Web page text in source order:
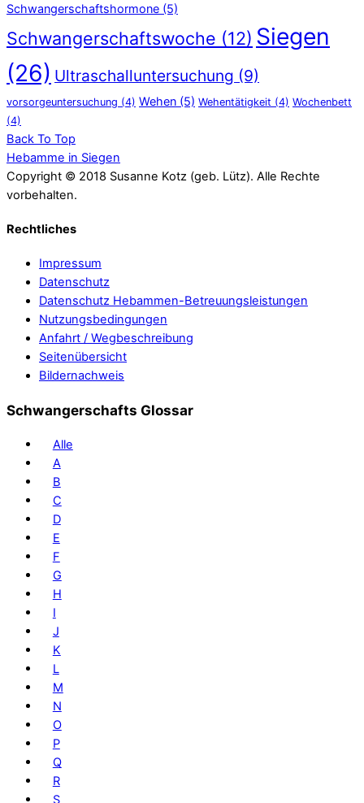
Schwangerschaftshormone (5)
Schwangerschaftswoche (12) Siegen
(26) Ultraschalluntersuchung (9)
vorsorgeuntersuchung (4) Wehen (5) Wehentätigkeit (4) Wochenbett
(4)
Back To Top
Hebamme in Siegen
Copyright © 2018 Susanne Kotz (geb. Lütz). Alle Rechte
vorbehalten.
Rechtliches
Impressum
Datenschutz
Datenschutz Hebammen-Betreuungsleistungen
Nutzungsbedingungen
Anfahrt / Wegbeschreibung
Seitenübersicht
Bildernachweis
Schwangerschafts Glossar
Alle
A
B
C
D
E
F
G
H
I
J
K
L
M
N
O
P
Q
R
S